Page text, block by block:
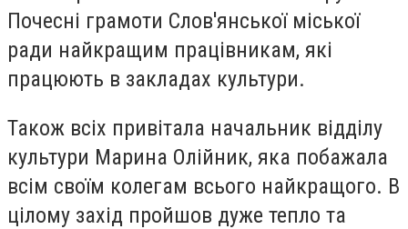
Почесні грамоти Слов'янської міської
ради найкращим працівникам, які
працюють в закладах культури.
Також всіх привітала начальник відділу
культури Марина Олійник, яка побажала
всім своїм колегам всього найкращого. В
цілому захід пройшов дуже тепло та